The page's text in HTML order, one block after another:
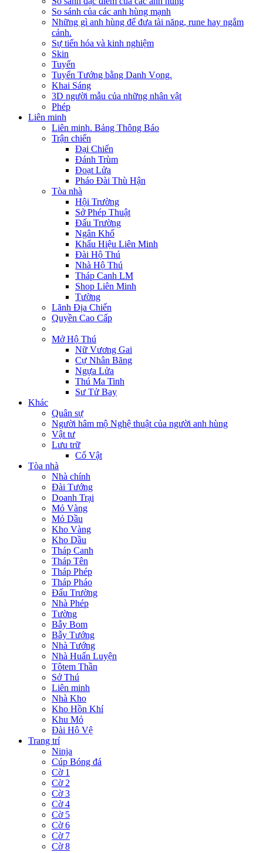
So sánh của các anh hùng mạnh
Những gì anh hùng để đưa tài năng, rune hay ngắm
cảnh.
Sự tiến hóa và kinh nghiệm
Skin
Tuyển
Tuyển Tướng bằng Danh Vọng.
Khai Sáng
3D người mẫu của những nhân vật
Phép
Liên minh
Liên minh. Bảng Thông Báo
Trận chiến
Đại Chiến
Đánh Trùm
Đoạt Lửa
Pháo Đài Thù Hận
Tòa nhà
Hội Trường
Sở Phép Thuật
Đấu Trường
Ngân Khố
Khẩu Hiệu Liên Minh
Đài Hộ Thú
Nhà Hộ Thú
Tháp Canh LM
Shop Liên Minh
Tường
Lãnh Địa Chiến
Quyền Cao Cấp
Mở Hộ Thú
Nữ Vương Gai
Cự Nhân Băng
Ngựa Lửa
Thú Ma Tinh
Sư Tử Bay
Khác
Quân sự
Người hâm mộ Nghệ thuật của người anh hùng
Vật tư
Lưu trữ
Cổ Vật
Tòa nhà
Nhà chính
Đài Tướng
Doanh Trại
Mỏ Vàng
Mỏ Dầu
Kho Vàng
Kho Dầu
Tháp Canh
Tháp Tên
Tháp Phép
Tháp Pháo
Đấu Trường
Nhà Phép
Tường
Bẫy Bom
Bẫy Tướng
Nhà Tướng
Nhà Huấn Luyện
Tôtem Thần
Sở Thú
Liên minh
Nhà Kho
Kho Hồn Khí
Khu Mỏ
Đài Hộ Vệ
Trang trí
Ninja
Cúp Bóng đá
Cờ 1
Cờ 2
Cờ 3
Cờ 4
Cờ 5
Cờ 6
Cờ 7
Cờ 8